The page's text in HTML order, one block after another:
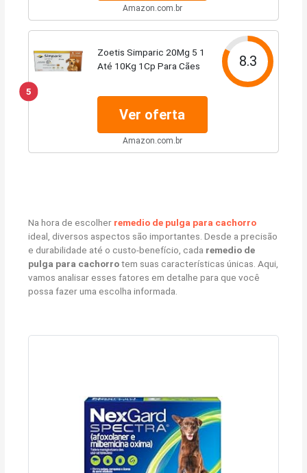
Amazon.com.br
5
Zoetis Simparic 20Mg 5 1
Até 10Kg 1Cp Para Cães
8.3
Ver oferta
Amazon.com.br
Na hora de escolher remedio de pulga para cachorro
ideal, diversos aspectos são importantes. Desde a precisão
e durabilidade até o custo-benefício, cada remedio de
pulga para cachorrotem suas características únicas. Aqui,
vamos analisar esses fatores em detalhe para que você
possa fazer uma escolha informada.